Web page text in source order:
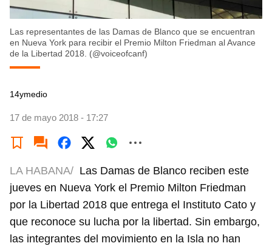
Las representantes de las Damas de Blanco que se encuentran
en Nueva York para recibir el Premio Milton Friedman al Avance
de la Libertad 2018. (@voiceofcanf)
14ymedio
17 de mayo 2018 - 17:27
LA HABANA/ Las Damas de Blanco reciben este
jueves en Nueva York el Premio Milton Friedman
por la Libertad 2018 que entrega el Instituto Cato y
que reconoce su lucha por la libertad. Sin embargo,
las integrantes del movimiento en la Isla no han